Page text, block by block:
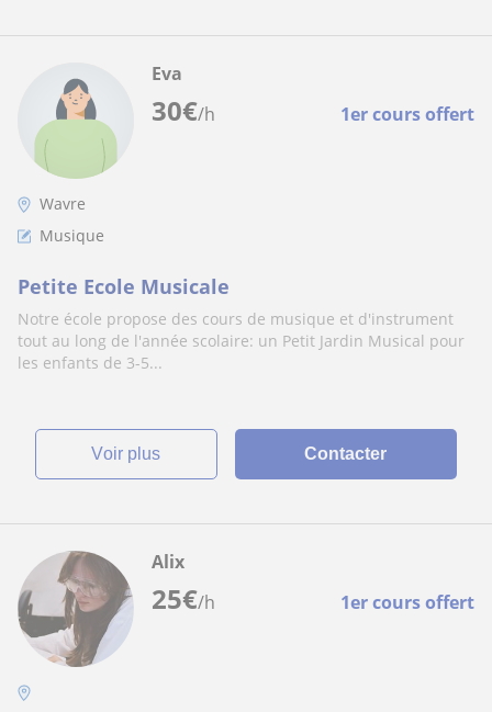
30€/h 1er cours offert
Eva
Wavre
Musique
Petite Ecole Musicale
Notre école propose des cours de musique et d'instrument
tout au long de l'année scolaire: un Petit Jardin Musical pour
les enfants de 3-5...
voir plus Contacter
25€/h 1er cours offert
Alix